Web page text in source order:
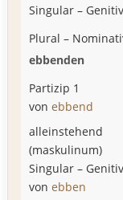
Singular –
Plural –
ebbenden
Partizip 1
vonebbend
alleinstehend
(maskulinum)
Singular –
von ebben